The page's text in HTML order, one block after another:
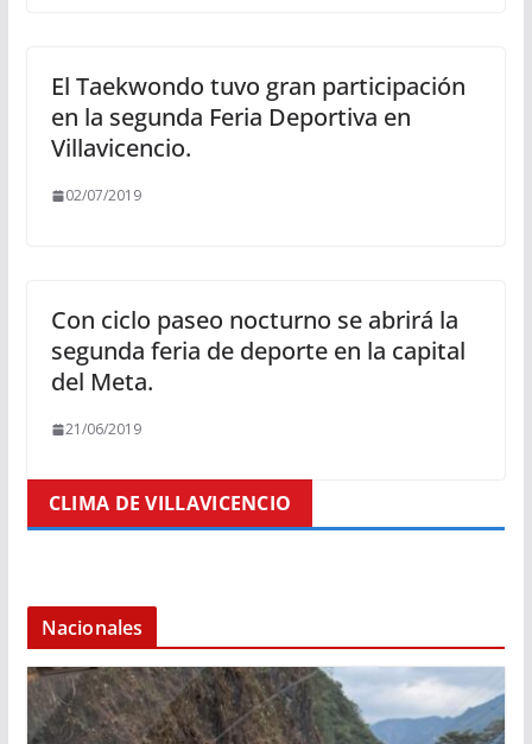
El Taekwondo tuvo gran participación
en la segunda Feria Deportiva en
Villavicencio.
02/07/2019
Con ciclo paseo nocturno se abrirá la
segunda feria de deporte en la capital
del Meta.
21/06/2019
CLIMA DE VILLAVICENCIO
Nacionales